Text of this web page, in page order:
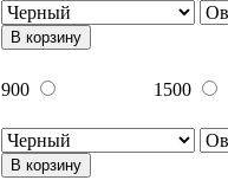
В корзину
900
1500
В корзину